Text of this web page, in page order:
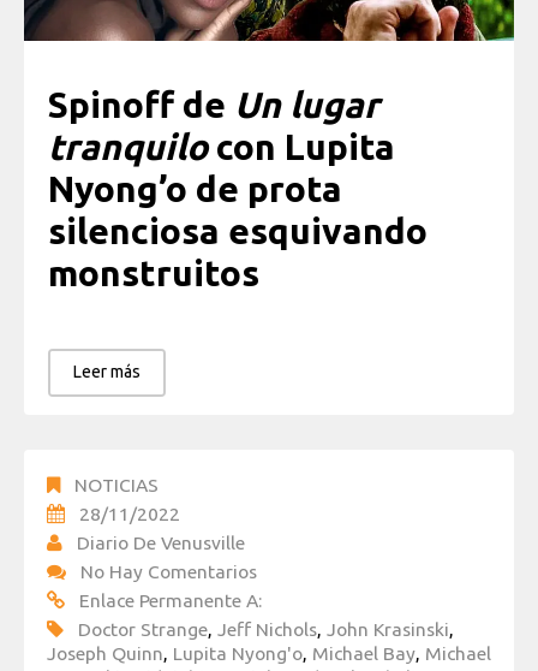
Spinoff de Un lugar
tranquilocon Lupita
Nyong’o de prota
silenciosa esquivando
monstruitos
Leer más
NOTICIAS
28/11/2022
Diario De Venusville
No Hay Comentarios
Enlace Permanente A:
Doctor Strange, Jeff Nichols, John Krasinski,
Joseph Quinn, Lupita Nyong'o, Michael Bay, Michael